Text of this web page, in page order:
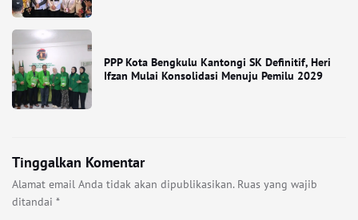
PPP Kota Bengkulu Kantongi SK Definitif, Heri
Ifzan Mulai Konsolidasi Menuju Pemilu 2029
Tinggalkan Komentar
Alamat email Anda tidak akan dipublikasikan. Ruas yang wajib
ditandai *